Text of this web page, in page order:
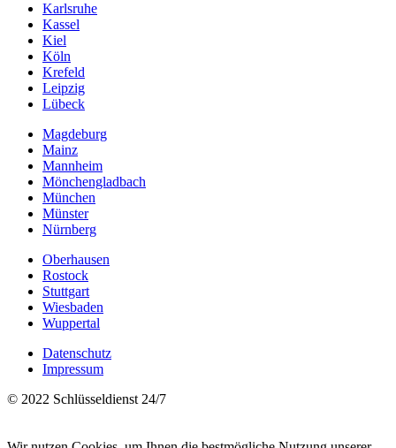
Karlsruhe
Kassel
Kiel
Köln
Krefeld
Leipzig
Lübeck
Magdeburg
Mainz
Mannheim
Mönchengladbach
München
Münster
Nürnberg
Oberhausen
Rostock
Stuttgart
Wiesbaden
Wuppertal
Datenschutz
Impressum
© 2022 Schlüsseldienst 24/7